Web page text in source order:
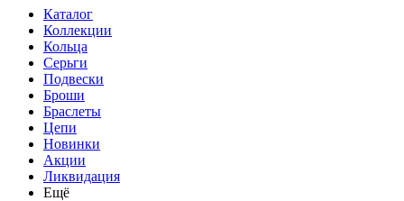
Каталог
Коллекции
Кольца
Серьги
Подвески
Броши
Браслеты
Цепи
Новинки
Акции
Ликвидация
Ещё